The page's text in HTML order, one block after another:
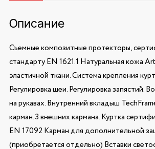
Описание
Съемные композитные протекторы,
стандарту EN 1621.1 Натуральная кожа
эластичной ткани. Система крепления
Регулировка шеи. Регулировка запястий.
на рукавах. Внутренний вкладыш
карман. 3 внешних кармана. Куртка
EN 17092 Карман для дополнительной
(приобретается отдельно) Вставки